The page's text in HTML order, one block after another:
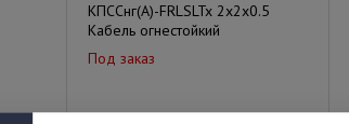
КПССнг(А)-FRLSLTx 2х2х0.5
Кабель огнестойкий
Под заказ